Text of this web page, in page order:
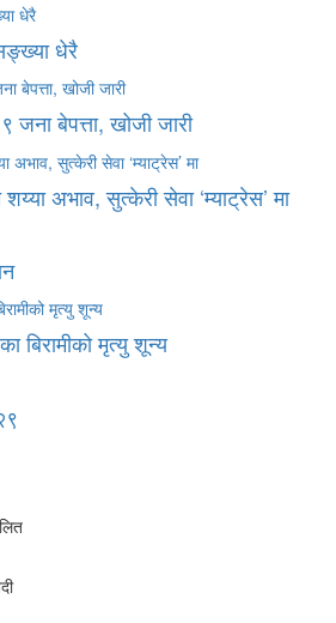
धेरै
जना बेपत्ता, खोजी जारी
अभाव, सुत्केरी सेवा ‘म्याट्रेस’ मा
बिरामीको मृत्यु शून्य